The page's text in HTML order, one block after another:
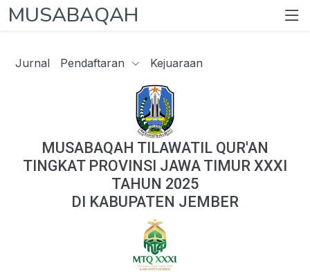
MUSABAQAH
Jurnal Pendaftaran Kejuaraan
MUSABAQAH TILAWATIL QUR'AN
TINGKAT PROVINSI JAWA TIMUR XXXI
TAHUN 2025
DI KABUPATEN JEMBER